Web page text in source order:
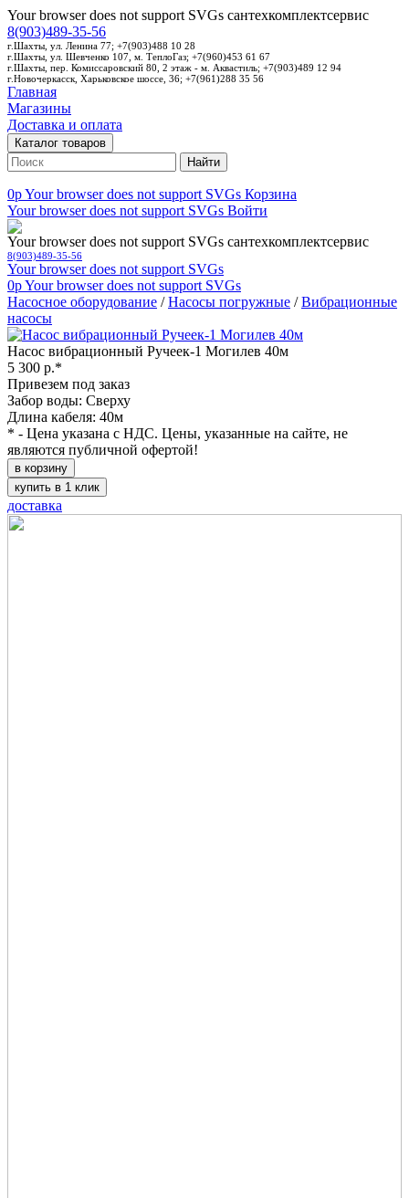
Your browser does not support SVGs сантехкомплектсервис
8(903)489-35-56
г.Шахты, ул. Ленина 77; +7(903)488 10 28
г.Шахты, ул. Шевченко 107, м. ТеплоГаз; +7(960)453 61 67
г.Шахты, пер. Комиссаровский 80, 2 этаж - м. Аквастиль; +7(903)489 12 94
г.Новочеркасск, Харьковское шоссе, 36; +7(961)288 35 56
Главная
Магазины
Доставка и оплата
Каталог товаров
Найти
0pYour browser does not support SVGs Корзина
Your browser does not support SVGs Войти
Your browser does not support SVGs сантехкомплектсервис
8(903)489-35-56
Your browser does not support SVGs
0pYour browser does not support SVGs
Насосное оборудование /Насосы погружные /Вибрационные
насосы
Насос вибрационный Ручеек-1 Могилев 40м
5 300 р.*
Привезем под заказ
Забор воды: Сверху
Длина кабеля: 40м
* - Цена указана с НДС. Цены, указанные на сайте, не
являются публичной офертой!
в корзину
купить в 1 клик
доставка